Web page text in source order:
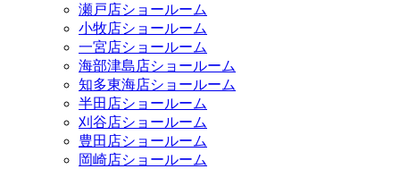
瀬戸店ショールーム
小牧店ショールーム
一宮店ショールーム
海部津島店ショールーム
知多東海店ショールーム
半田店ショールーム
刈谷店ショールーム
豊田店ショールーム
岡崎店ショールーム